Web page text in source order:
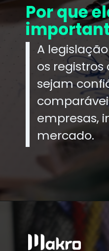
Por que
A
os
sejam
empresas,
mercado.